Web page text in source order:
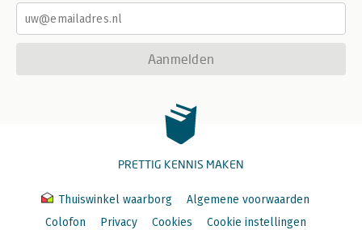
Aanmelden
PRETTIG KENNIS MAKEN
Thuiswinkel waarborg
Algemene voorwaarden
Colofon
Privacy Cookies Cookie instellingen